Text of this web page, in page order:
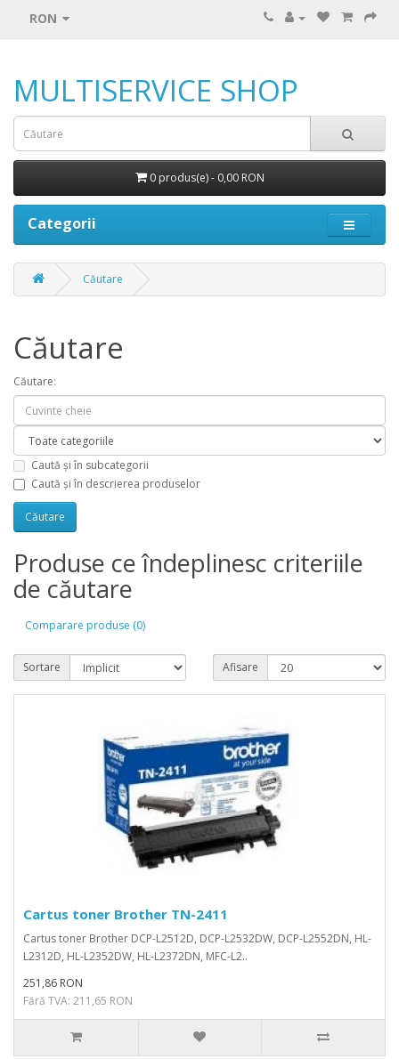
RON
MULTISERVICE SHOP
0 produs(e) - 0,00 RON
Categorii
Căutare
Căutare
Căutare:
Caută și în subcategorii
Caută și în descrierea produselor
Produse ce îndeplinesc criteriile
de căutare
Comparare produse (0)
Sortare Afisare
Cartus toner Brother TN-2411
Cartus toner Brother DCP-L2512D, DCP-L2532DW, DCP-L2552DN, HL-
L2312D, HL-L2352DW, HL-L2372DN, MFC-L2..
251,86 RON
Fără TVA: 211,65 RON